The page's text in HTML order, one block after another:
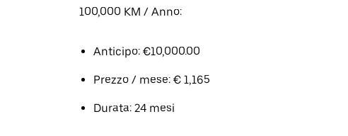
100,000 KM / Anno:
Anticipo: €10,000.00
Prezzo / mese: € 1,165
Durata: 24 mesi